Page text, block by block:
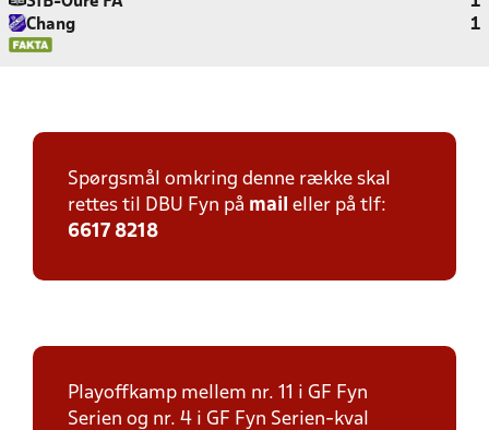
Chang
1
Spørgsmål omkring denne række skal
rettes til DBU Fyn på mail eller på tlf:
6617 8218
Playoffkamp mellem nr. 11 i GF Fyn
Serien og nr. 4 i GF Fyn Serien-kval